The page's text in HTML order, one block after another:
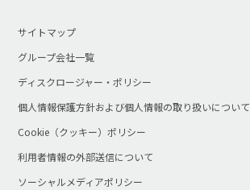
サイトマップ
グループ会社一覧
ディスクロージャー・ポリシー
個人情報保護方針および個人情報の取り扱いについて
Cookie（クッキー）ポリシー
利用者情報の外部送信について
ソーシャルメディアポリシー